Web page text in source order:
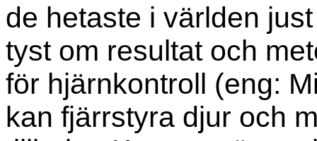
perfect
replica
de hetaste i världen
tyst om resultat och
för hjärnkontroll (eng:
kan fjärrstyra djur och